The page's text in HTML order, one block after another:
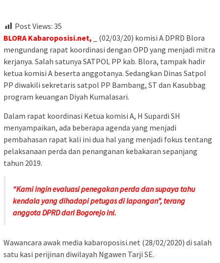
Post Views: 35
BLORA Kabaroposisi.net, _ (02/03/20) komisi A DPRD Blora
mengundang rapat koordinasi dengan OPD yang menjadi mitra
kerjanya. Salah satunya SATPOL PP kab. Blora, tampak hadir
ketua komisi A beserta anggotanya. Sedangkan Dinas Satpol
PP diwakili sekretaris satpol PP Bambang, ST dan Kasubbag
program keuangan Diyah Kumalasari.
Dalam rapat koordinasi Ketua komisi A, H Supardi SH
menyampaikan, ada beberapa agenda yang menjadi
pembahasan rapat kali ini dua hal yang menjadi fokus tentang
pelaksanaan perda dan penanganan kebakaran sepanjang
tahun 2019.
“Kami ingin evaluasi penegakan perda dan supaya tahu
kendala yang dihadapi petugas di lapangan”, terang
anggota DPRD dari Bogorejo ini.
Wawancara awak media kabaroposisi.net (28/02/2020) di salah
satu kasi perijinan diwilayah Ngawen Tarji SE.